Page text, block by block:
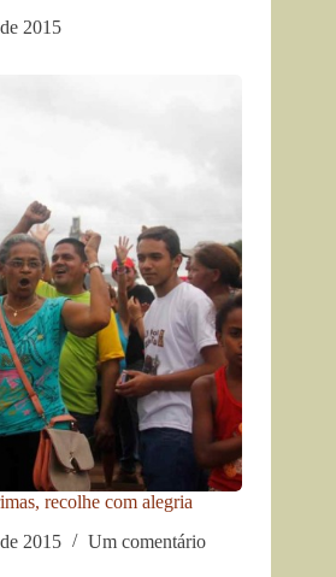
2015
recolhe com alegria
2015
Um comentário